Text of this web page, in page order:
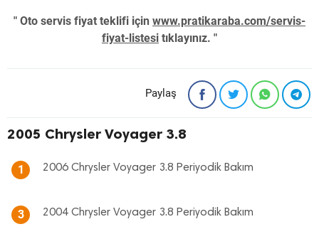
" Oto servis fiyat teklifi için www.pratikaraba.com/servis-
fiyat-listesi tıklayınız. "
Paylaş
2005 Chrysler Voyager 3.8
1 2006 Chrysler Voyager 3.8 Periyodik Bakım
3 2004 Chrysler Voyager 3.8 Periyodik Bakım